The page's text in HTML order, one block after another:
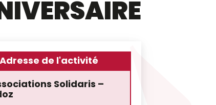
Adresse de l'activité
Solidaris –